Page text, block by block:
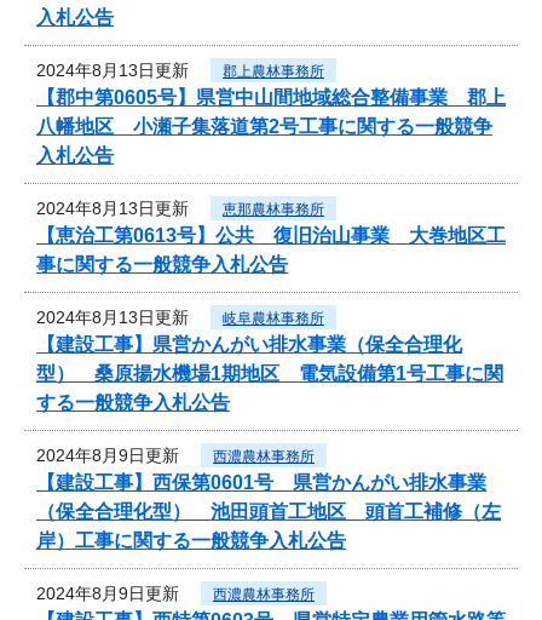
入札公告
2024年8月13日更新 郡上農林事務所
【郡中第0605号】県営中山間地域総合整備事業 郡上
八幡地区 小瀬子集落道第2号工事に関する一般競争
入札公告
2024年8月13日更新 恵那農林事務所
【恵治工第0613号】公共 復旧治山事業 大巻地区工
事に関する一般競争入札公告
2024年8月13日更新 岐阜農林事務所
【建設工事】県営かんがい排水事業（保全合理化
型） 桑原揚水機場1期地区 電気設備第1号工事に関
する一般競争入札公告
2024年8月9日更新 西濃農林事務所
【建設工事】西保第0601号 県営かんがい排水事業
（保全合理化型） 池田頭首工地区 頭首工補修（左
岸）工事に関する一般競争入札公告
2024年8月9日更新 西濃農林事務所